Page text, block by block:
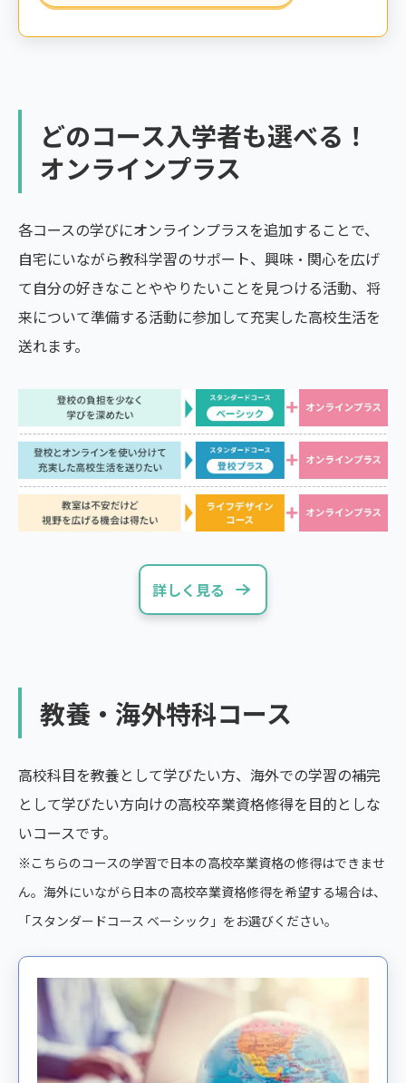
どのコース入学者も選べる！
オンラインプラス
各コースの学びにオンラインプラスを追加することで、
自宅にいながら教科学習のサポート、興味・関心を広げ
て自分の好きなことややりたいことを見つける活動、将
来について準備する活動に参加して充実した高校生活を
送れます。
詳しく見る
教養・海外特科コース
高校科目を教養として学びたい方、海外での学習の補完
として学びたい方向けの高校卒業資格修得を目的としな
いコースです。
※こちらのコースの学習で日本の高校卒業資格の修得はできませ
ん。海外にいながら日本の高校卒業資格修得を希望する場合は、
「スタンダードコース ベーシック」をお選びください。